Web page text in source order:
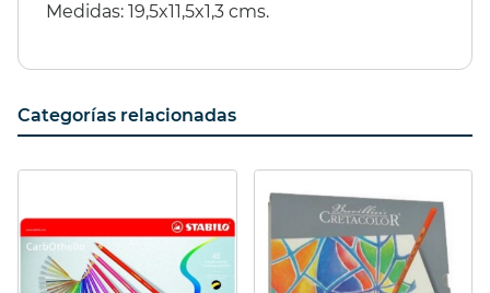
Medidas: 19,5x11,5x1,3 cms.
Categorías relacionadas